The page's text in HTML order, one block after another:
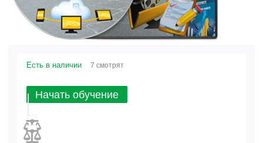
Есть в наличии 7 смотрят
Начать обучение